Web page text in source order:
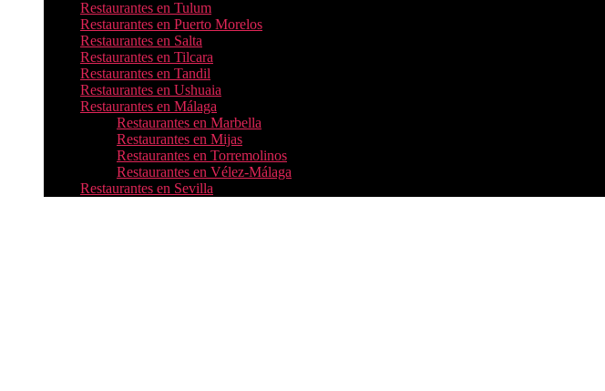
Restaurantes en Tulum
Restaurantes en Puerto Morelos
Restaurantes en Salta
Restaurantes en Tilcara
Restaurantes en Tandil
Restaurantes en Ushuaia
Restaurantes en Málaga
Restaurantes en Marbella
Restaurantes en Mijas
Restaurantes en Torremolinos
Restaurantes en Vélez-Málaga
Restaurantes en Sevilla